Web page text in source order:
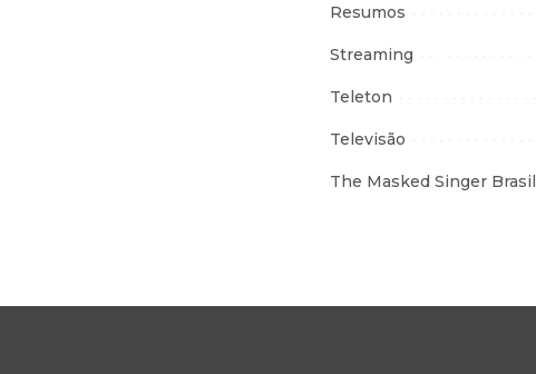
Resumos
Streaming
Teleton
Televisão
The Masked Singer Brasil